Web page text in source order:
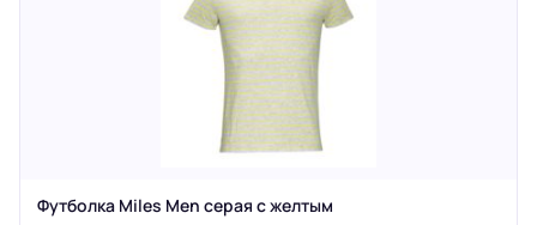
Футболка Miles Men серая с желтым